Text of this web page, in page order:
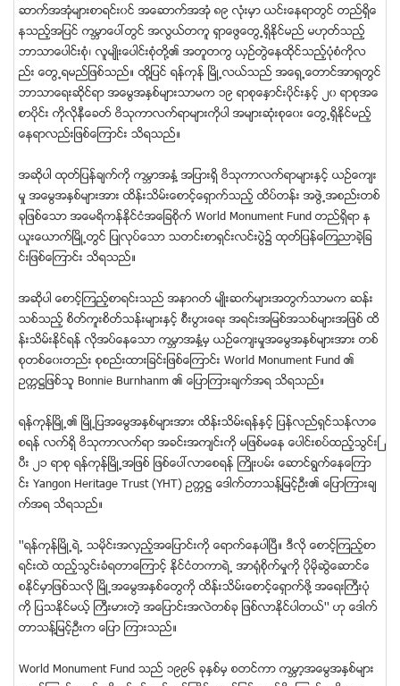
ဆာက္အအံုမ်ားစာရင္း၀င္ အေဆာက္အအံု ၈၉ လံုးမႇာ ယင္းေနရာတြင္ တည္ရႇိေ
နသည့္အျပင္ ကမၻာေပၚတြင္ အလြယ္တကူ ရႇာေဖြေတြ႕ရႇိႏိုင္မည္ မဟုတ္သည့္
ဘာသာေပါင္းစံု၊ လူမ်ဳိးေပါင္းစံုတို႔၏ အတူတကြ ယႇဥ္တြဲေနထိုင္သည့္ပံုစံကိုလ
ည္း ေတြ႕ရမည္ျဖစ္သည္။ ထို႔ျပင္ ရန္ကုန္ ၿမိဳ႕လယ္သည္ အေရႇ႕ေတာင္အာရႇတြင္
ဘာသာေရးဆိုင္ရာ အေမြအႏႇစ္မ်ားသာမက ၁၉ ရာစုေႏႇာင္းပိုင္းႏႇင့္ ၂၀ ရာစုအေ
စာပိုင္း ကိုလိုနီေခတ္ ဗိသုကာလက္ရာမ်ားကိုပါ အမ်ားဆံုးစုေ၀း ေတြ႕ရႇိႏိုင္မည့္
ေနရာလည္းျဖစ္ေၾကာင္း သိရသည္။
အဆိုပါ ထုတ္ျပန္ခ်က္ကို ကမၻာအႏႇံ႔ အျပားရႇိ ဗိသုကာလက္ရာမ်ားႏႇင့္ ယဥ္ေက်း
မႈ အေမြအႏႇစ္မ်ားအား ထိန္းသိမ္းေစာင့္ေရႇာက္သည့္ ထိပ္တန္း အဖြဲ႕အစည္းတစ္
ခုျဖစ္ေသာ အေမရိကန္ႏိုင္ငံအေျခစိုက္ World Monument Fund တည္ရႇိရာ န
ယူးေယာက္ၿမိဳ႕တြင္ ျပဳလုပ္ေသာ သတင္းစာရႇင္းလင္းပြဲ၌ ထုတ္ျပန္ေၾကညာခဲ့ျခ
င္းျဖစ္ေၾကာင္း သိရသည္။
အဆိုပါ ေစာင့္ၾကည့္စာရင္းသည္ အနာဂတ္ မ်ဳိးဆက္မ်ားအတြက္သာမက ဆန္း
သစ္သည့္ စိတ္ကူးစိတ္သန္းမ်ားႏႇင့္ စီးပြားေရး အရင္းအျမစ္အသစ္မ်ားအျဖစ္ ထိ
န္းသိမ္းႏိုင္ရန္ လိုအပ္ေနေသာ ကမၻာအႏႇံ႔မႇ ယဥ္ေက်းမႈအေမြအႏႇစ္မ်ားအား တစ္
စုတစ္ေ၀းတည္း စုစည္းထားျခင္းျဖစ္ေၾကာင္း World Monument Fund ၏
ဥကၠ႒ျဖစ္သူ Bonnie Burnhanm ၏ ေျပာၾကားခ်က္အရ သိရသည္။
ရန္ကုန္ၿမိဳ႕၏ ၿမိဳ႕ျပအေမြအႏႇစ္မ်ားအား ထိန္းသိမ္းရန္ႏႇင့္ ျပန္လည္ရႇင္သန္လာေ
စရန္ လက္ရႇိ ဗိသုကာလက္ရာ အခင္းအက်င္းကို မျဖစ္မေန ေပါင္းစပ္ထည့္သြင္းၿ
ပီး ၂၁ ရာစု ရန္ကုန္ၿမိဳ႕အျဖစ္ ျဖစ္ေပၚလာေစရန္ ႀကိဳးပမ္း ေဆာင္ရြက္ေနေၾကာ
င္း Yangon Heritage Trust (YHT) ဥကၠ႒ ေဒါက္တာသန္႔ျမင့္ဦး၏ ေျပာၾကားခ်
က္အရ သိရသည္။
''ရန္ကုန္ၿမိဳ႕ရဲ႕ သမိုင္းအလႇည့္အေျပာင္းကို ေရာက္ေနပါၿပီ။ ဒီလို ေစာင့္ၾကည့္စာ
ရင္းထဲ ထည့္သြင္းခံရတာေၾကာင့္ ႏိုင္ငံတကာရဲ႕ အာ႐ံုစိုက္မႈကို ပုိမိုဆြဲေဆာင္ေ
စႏိုင္မႇာျဖစ္သလို ၿမိဳ႕အေမြအႏႇစ္ေတြကုိ ထိန္းသိမ္းေစာင့္ေရႇာက္ဖို႔ အေရးႀကီးပံု
ကို ျပသႏိုင္မယ့္ ႀကီးမားတဲ့ အေျပာင္းအလဲတစ္ခု ျဖစ္လာႏိုင္ပါတယ္'' ဟု ေဒါက္
တာသန္႔ျမင့္ဦးက ေျပာ ၾကားသည္။
World Monument Fund သည္ ၁၉၉၆ ခုႏႇစ္မႇ စတင္ကာ ကမၻာ့အေမြအႏႇစ္မ်ား